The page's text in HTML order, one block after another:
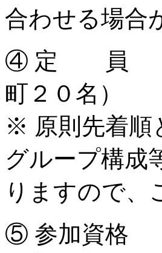
合わせる場合
④ 定 員 １
町２０名）
※ 原則先着順
グループ構成
りますので、
⑤ 参加資格